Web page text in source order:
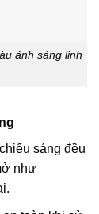
ánh sáng linh
sáng đều
như